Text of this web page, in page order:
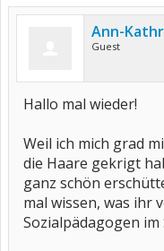
Ann-
Guest
Hallo mal wieder!
Weil ich mich grad
die Haare gekrigt
ganz schön
mal wissen, was ihr
Sozialpädagogen